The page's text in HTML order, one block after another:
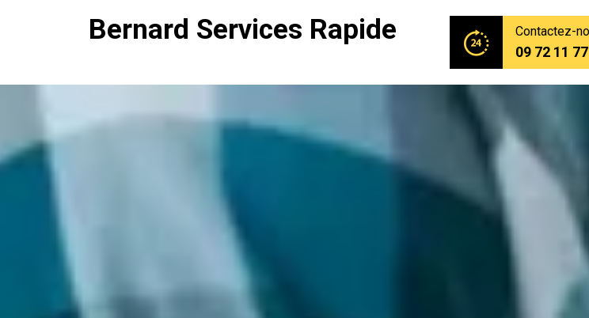
Bernard Services Rapide Contactez-
09 72 11